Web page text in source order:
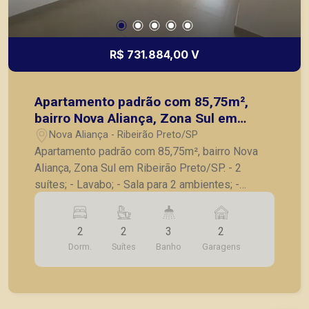
R$ 731.884,00 V
Apartamento padrão com 85,75m²,
bairro Nova Aliança, Zona Sul em
Ribeirão Preto/SP.
Nova Aliança - Ribeirão Preto/SP
Apartamento padrão com 85,75m², bairro Nova
Aliança, Zona Sul em Ribeirão Preto/SP. - 2
suítes; - Lavabo; - Sala para 2 ambientes; -
Varanda gourmet com churrasqueira; - Cozinha; -
Lavanderia; - 2 vagas de garagem. A Piramid tem
como objetivo atender seus clientes com
agilidade e segurança, em locação, vendas de
imóveis prontos, usados ou mesmo nos
2
Dorm.
2
Suítes
3
Banho
2
Garagens